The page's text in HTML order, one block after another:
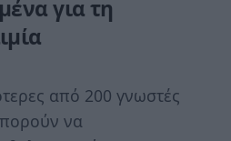
για τη
από 200 γνωστές
να